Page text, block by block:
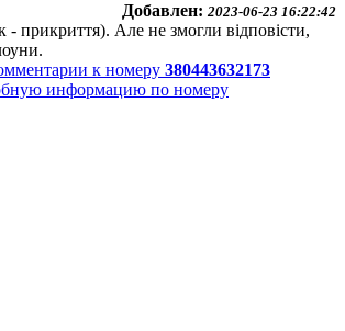
Добавлен: 2023-06-23 16:22:42
- прикриття). Але не змогли відповісти,
к номеру 380443632173
информацию по номеру